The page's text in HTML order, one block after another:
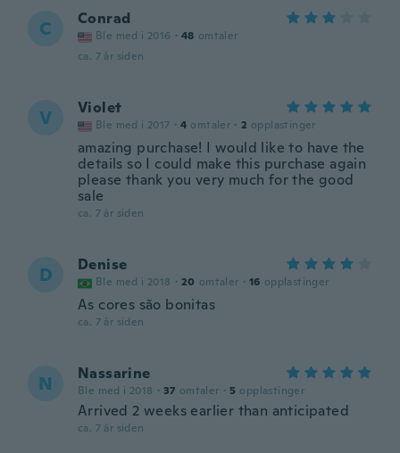
C Conrad
Ble med i 2016 · 48 omtaler
ca. 7 år siden
V Violet
Ble med i 2017 · 4 omtaler · 2 opplastinger
amazing purchase! I would like to have the
details so I could make this purchase again
please thank you very much for the good
sale
ca. 7 år siden
D Denise
Ble med i 2018 · 20 omtaler · 16 opplastinger
As cores são bonitas
ca. 7 år siden
N Nassarine
Ble med i 2018 · 37 omtaler · 5 opplastinger
Arrived 2 weeks earlier than anticipated
ca. 7 år siden